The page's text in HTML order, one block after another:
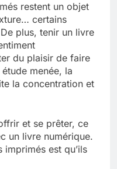
restent un objet
certains
plus, tenir un livre
du plaisir de faire
menée, la
la concentration et
et se prêter, ce
un livre numérique.
imprimés est qu’ils